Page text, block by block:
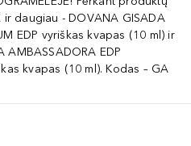
ir daugiau - DOVANA GISADA
EDP vyriškas kvapas (10 ml) ir
AMBASSADORA EDP
kvapas (10 ml). Kodas – GA